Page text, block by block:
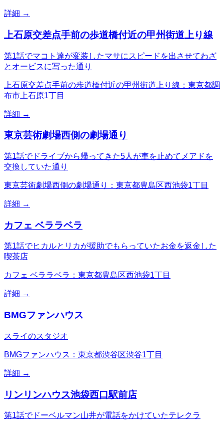
詳細 →
上石原交差点手前の歩道橋付近の甲州街道上り線
第1話でマコト達が変装したマサにスピードを出させてわざ
とオービスに写った通り
上石原交差点手前の歩道橋付近の甲州街道上り線：東京都調
布市上石原1丁目
詳細 →
東京芸術劇場西側の劇場通り
第1話でドライブから帰ってきた5人が車を止めてメアドを
交換していた通り
東京芸術劇場西側の劇場通り：東京都豊島区西池袋1丁目
詳細 →
カフェ ベララベラ
第1話でヒカルとリカが援助でもらっていたお金を返金した
喫茶店
カフェ ベララベラ：東京都豊島区西池袋1丁目
詳細 →
BMGファンハウス
スライのスタジオ
BMGファンハウス：東京都渋谷区渋谷1丁目
詳細 →
リンリンハウス池袋西口駅前店
第1話でドーベルマン山井が電話をかけていたテレクラ